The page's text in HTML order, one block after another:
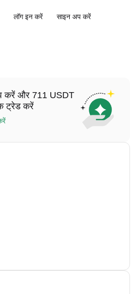
लॉग इन करें साइन अप करें
करें और 711 USDT
ट्रेड करें